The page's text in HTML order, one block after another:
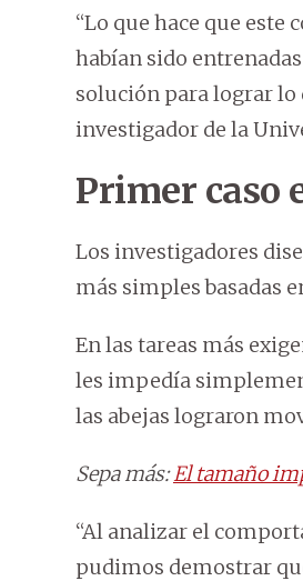
“Lo que hace que
habían sido
solución para lograr lo
investigador de la
Primer caso
Los investigadores
más simples basadas
En las tareas más
les impedía
las abejas lograron
Sepa más:El tamaño
“Al analizar el
pudimos demostrar